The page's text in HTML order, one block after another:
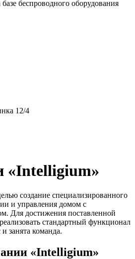
беспроводного оборудования
12/4
«Intelligium»
создание специализированного
и управления домом с
Для достижения поставленной
стандартный функционал
занята команда.
«Intelligium»